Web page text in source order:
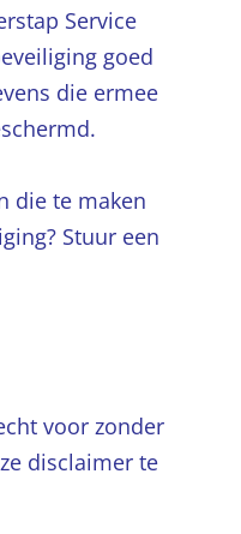
Service
goed
die ermee
die te maken
Stuur een
voor zonder
disclaimer te